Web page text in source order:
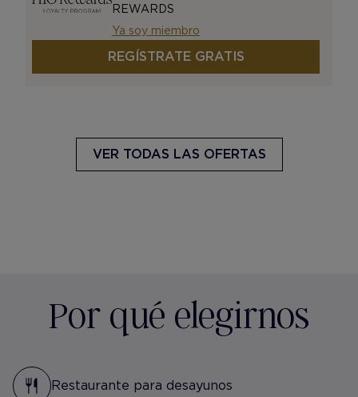
REWARDS
Ya soy miembro
REGÍSTRATE GRATIS
VER TODAS LAS OFERTAS
Por qué elegirnos
Restaurante para desayunos